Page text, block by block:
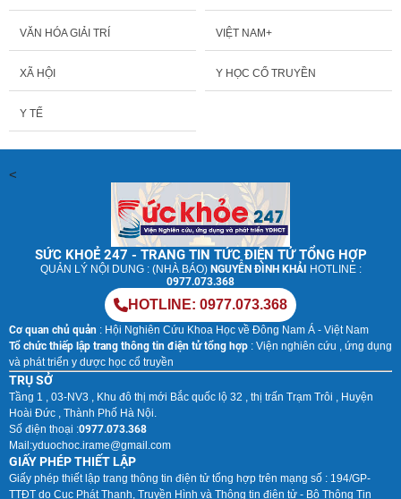
VĂN HÓA GIẢI TRÍ VIỆT NAM+
XÃ HỘI Y HỌC CỔ TRUYỀN
Y TẾ
<
SỨC KHOẺ 247 - TRANG TIN TỨC ĐIỆN TỬ TỔNG HỢP
QUẢN LÝ NỘI DUNG : (NHÀ BÁO) NGUYỄN ĐÌNH KHẢI
HOTLINE :
0977.073.368
HOTLINE: 0977.073.368
Cơ quan chủ quản : Hội Nghiên Cứu Khoa Học về Đông Nam Á - Việt Nam
Tổ chức thiếp lập trang thông tin điện tử tổng hợp : Viện nghiên cứu , ứng dụng
và phát triển y dược học cổ truyền
TRỤ SỞ
Tầng 1 , 03-NV3 , Khu đô thị mới Bắc quốc lộ 32 , thị trấn Trạm Trôi , Huyện
Hoài Đức , Thành Phố Hà Nội.
Số điện thoại :0977.073.368
Mail:yduochoc.irame@gmail.com
GIẤY PHÉP THIẾT LẬP
Giấy phép thiết lập trang thông tin điện tử tổng hợp trên mạng số : 194/GP-
TTĐT do Cục Phát Thanh, Truyền Hình và Thông tin điện tử - Bộ Thông Tin